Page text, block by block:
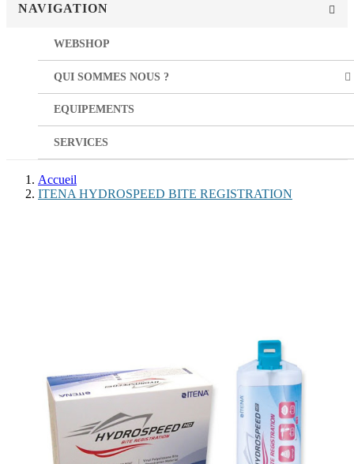
NAVIGATION
WEBSHOP
QUI SOMMES NOUS ?
EQUIPEMENTS
SERVICES
Accueil
ITENA HYDROSPEED BITE REGISTRATION